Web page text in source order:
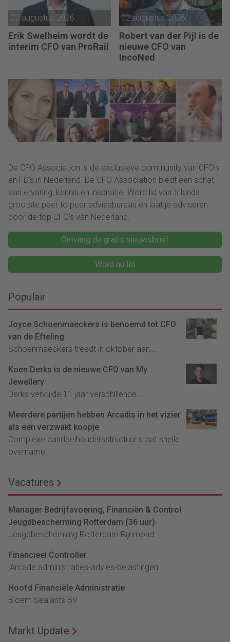
02 augustus 2026
Erik Swelheim wordt de
interim CFO van ProRail
02 augustus 2026
Robert van der Pijl is de
nieuwe CFO van
IncoNed
De CFO Association is dé exclusieve community van CFO's
en FD's in Nederland. De CFO Association biedt een schat
aan ervaring, kennis en inspiratie. Word lid van ‘s lands
grootste peer to peer adviesbureau en laat je adviseren
door de top CFO's van Nederland.
Ontvang de gratis nieuwsbrief
Word nu lid
Populair
Joyce Schoenmaeckers is benoemd tot CFO
van de Efteling
Schoenmaeckers treedt in oktober aan....
Koen Derks is de nieuwe CFO van My
Jewellery
Derks vervulde 11 jaar verschillende...
Meerdere partijen hebben Arcadis in het vizier
als een verzwakt koopje
Complexe aandeelhoudersstructuur staat snelle
overname...
Vacatures
Manager Bedrijfsvoering, Financiën & Control
Jeugdbescherming Rotterdam (36 uur)
Jeugdbescherming Rotterdam Rijnmond
Financieel Controller
lArcade administraties-advies-belastingen
Hoofd Financiële Administratie
Bloem Sealants BV
Markt Update